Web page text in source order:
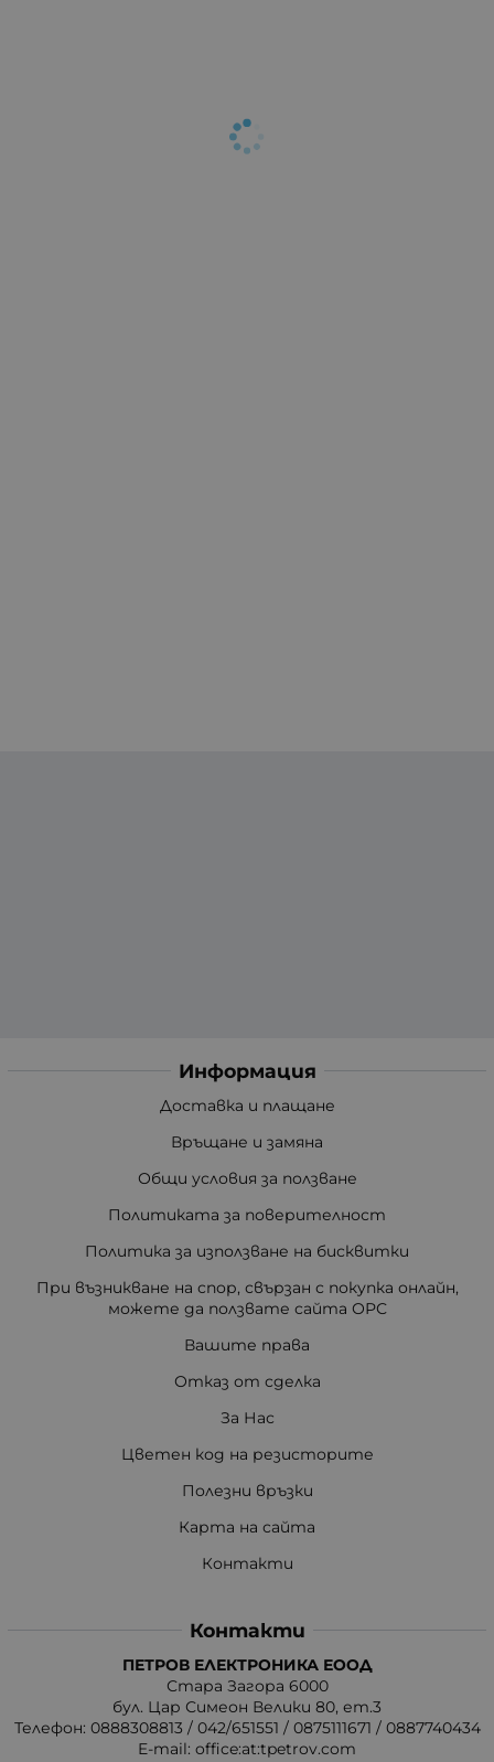
Информация
Доставка и плащане
Връщане и замяна
Общи условия за ползване
Политиката за поверителност
Политика за използване на бисквитки
При възникване на спор, свързан с покупка онлайн,
можете да ползвате сайта ОРС
Вашите права
Отказ от сделка
За Нас
Цветен код на резисторите
Полезни връзки
Карта на сайта
Контакти
Контакти
ПЕТРОВ ЕЛЕКТРОНИКА ЕООД
Стара Загора 6000
бул. Цар Симеон Велики 80, ет.3
Телефон: 0888308813 / 042/651551 / 0875111671 / 0887740434
E-mail: office:at:tpetrov.com